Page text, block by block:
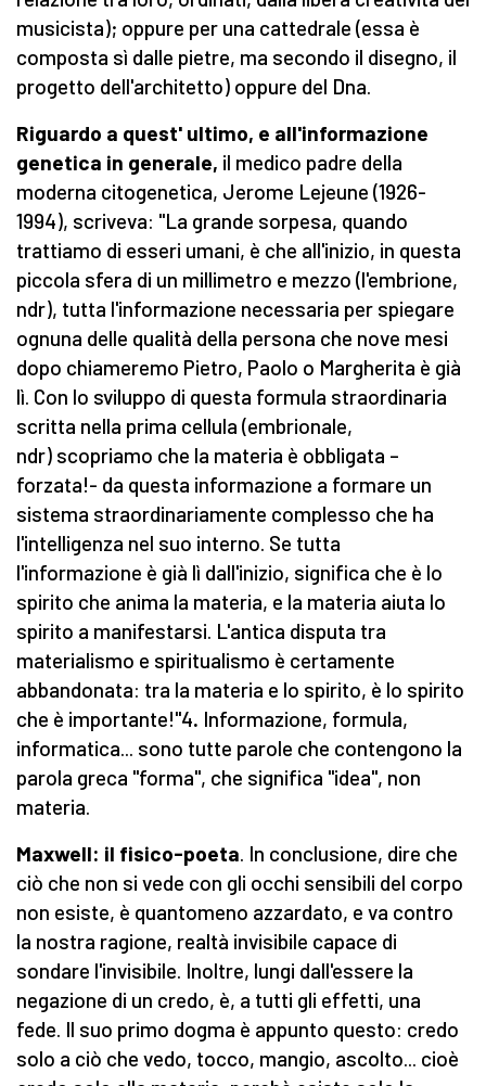
musicista); oppure per una cattedrale (essa è
composta sì dalle pietre, ma secondo il disegno, il
progetto dell'architetto) oppure del Dna.
Riguardo a quest' ultimo, e all'informazione
genetica in generale, il medico padre della
moderna citogenetica, Jerome Lejeune (1926-
1994), scriveva: "La grande sorpesa, quando
trattiamo di esseri umani, è che all'inizio, in questa
piccola sfera di un millimetro e mezzo (l'embrione,
ndr), tutta l'informazione necessaria per spiegare
ognuna delle qualità della persona che nove mesi
dopo chiameremo Pietro, Paolo o Margherita è già
lì. Con lo sviluppo di questa formula straordinaria
scritta nella prima cellula (embrionale,
ndr) scopriamo che la materia è obbligata –
forzata!- da questa informazione a formare un
sistema straordinariamente complesso che ha
l'intelligenza nel suo interno. Se tutta
l'informazione è già lì dall'inizio, significa che è lo
spirito che anima la materia, e la materia aiuta lo
spirito a manifestarsi. L'antica disputa tra
materialismo e spiritualismo è certamente
abbandonata: tra la materia e lo spirito, è lo spirito
che è importante!"4. Informazione, formula,
informatica... sono tutte parole che contengono la
parola greca "forma", che significa "idea", non
materia.
Maxwell: il fisico-poeta. In conclusione, dire che
ciò che non si vede con gli occhi sensibili del corpo
non esiste, è quantomeno azzardato, e va contro
la nostra ragione, realtà invisibile capace di
sondare l'invisibile. Inoltre, lungi dall'essere la
negazione di un credo, è, a tutti gli effetti, una
fede. Il suo primo dogma è appunto questo: credo
solo a ciò che vedo, tocco, mangio, ascolto... cioè